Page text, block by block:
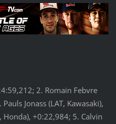
2. Romain Febvre
Jonass (LAT, Kawasaki),
Honda), +0:22,984; 5. Calvin